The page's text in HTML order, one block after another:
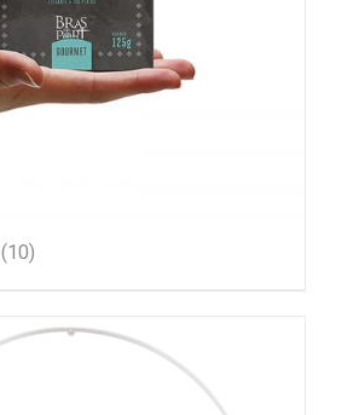
(10)